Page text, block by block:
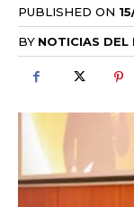
PUBLISHED ON
BY NOTICIAS DEL